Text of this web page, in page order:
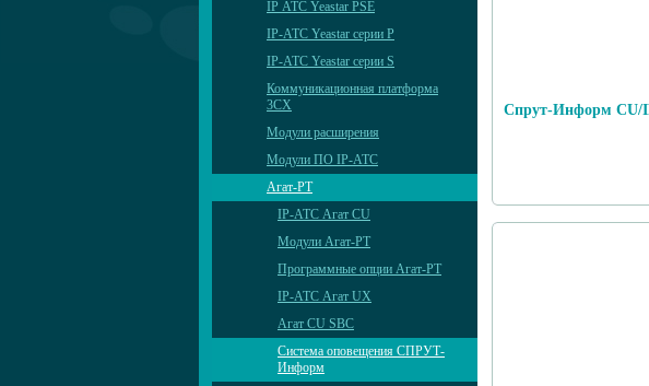
IP АТС Yeastar PSE
IP-АТС Yeastar серии P
IP-АТС Yeastar серии S
Коммуникационная платформа
3CX
Модули расширения
Модули ПО IP-АТС
Агат-РТ
IP-АТС Агат CU
Модули Агат-РТ
Программные опции Агат-РТ
IP-АТС Агат UX
Агат CU SBC
Система оповещения СПРУТ-
Информ
Спрут-Информ CU/